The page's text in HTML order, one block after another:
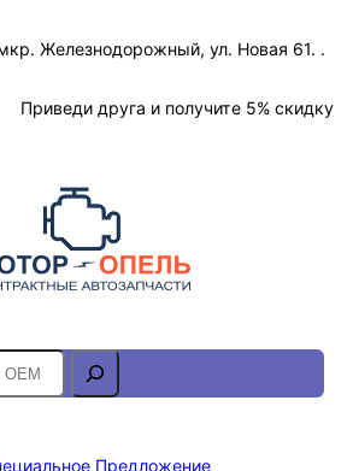
Железнодорожный, ул. Новая 61. .
Приведи друга и получите 5% скидку
S
e
r Предложение